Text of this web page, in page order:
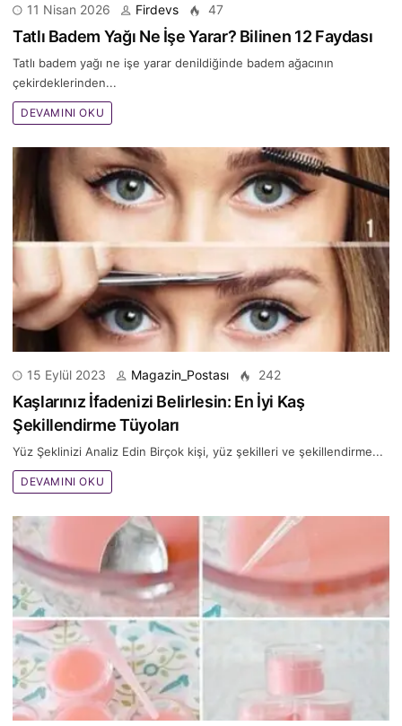
11 Nisan 2026 Firdevs 47
Tatlı Badem Yağı Ne İşe Yarar? Bilinen 12 Faydası
Tatlı badem yağı ne işe yarar denildiğinde badem ağacının
çekirdeklerinden...
DEVAMINI OKU
15 Eylül 2023 Magazin_Postası 242
Kaşlarınız İfadenizi Belirlesin: En İyi Kaş
Şekillendirme Tüyoları
Yüz Şeklinizi Analiz Edin Birçok kişi, yüz şekilleri ve şekillendirme...
DEVAMINI OKU